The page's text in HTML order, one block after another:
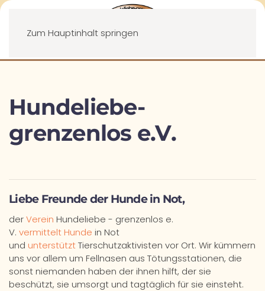
Zum Hauptinhalt springen
Menü
Hundeliebe-
grenzenlos e.V.
Liebe Freunde der Hunde in Not,
derVerein Hundeliebe - grenzenlos e.
V. vermittelt Hunde in Not
und unterstütztTierschutzaktivisten vor Ort. Wir kümmern
uns vor allem um Fellnasen aus Tötungsstationen, die
sonst niemanden haben der ihnen hilft, der sie
beschützt, sie umsorgt und tagtäglich für sie einsteht.